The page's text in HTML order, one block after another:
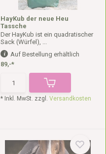
HayKub der neue Heu
Tassche
Der HayKub ist ein quadratischer
Sack (Würfel), ...
Auf Bestellung erhältlich
89,-*
* Inkl. MwSt. zzgl. Versandkosten